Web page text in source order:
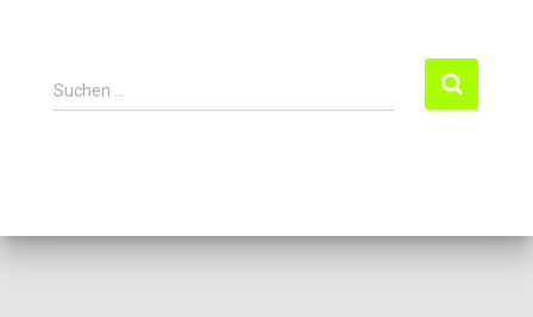
S
u
n
Suchen …